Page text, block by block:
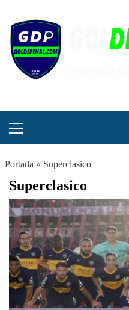
contenido
principal
Portada » Superclasico
Superclasico